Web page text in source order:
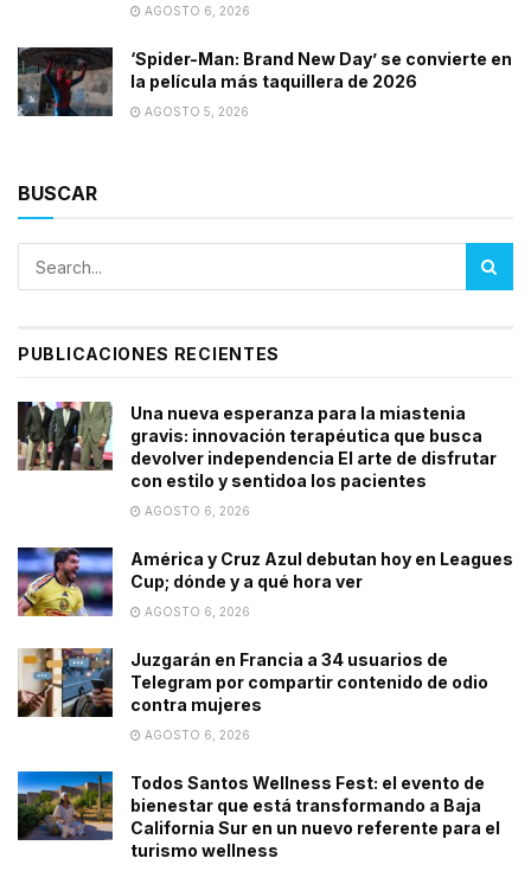
AGOSTO 6, 2026
‘Spider-Man: Brand New Day’ se convierte en
la película más taquillera de 2026
AGOSTO 5, 2026
BUSCAR
PUBLICACIONES RECIENTES
Una nueva esperanza para la miastenia
gravis: innovación terapéutica que busca
devolver independencia El arte de disfrutar
con estilo y sentidoa los pacientes
AGOSTO 6, 2026
América y Cruz Azul debutan hoy en Leagues
Cup; dónde y a qué hora ver
AGOSTO 6, 2026
Juzgarán en Francia a 34 usuarios de
Telegram por compartir contenido de odio
contra mujeres
AGOSTO 6, 2026
Todos Santos Wellness Fest: el evento de
bienestar que está transformando a Baja
California Sur en un nuevo referente para el
turismo wellness